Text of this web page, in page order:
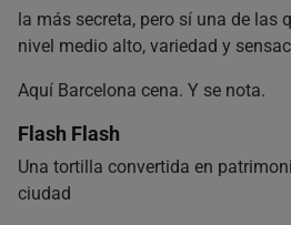
la más secreta, pero sí una de las
nivel medio alto, variedad y
Aquí Barcelona cena. Y se nota.
Flash Flash
Una tortilla convertida en
ciudad